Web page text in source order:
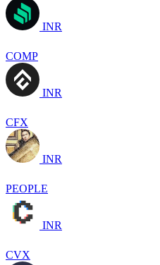
INR
COMP
INR
CFX
INR
PEOPLE
INR
CVX